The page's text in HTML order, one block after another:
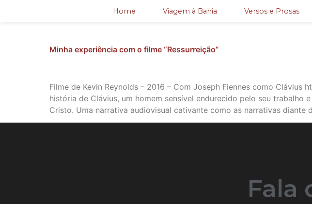
Home Viagem à Bahia Versos e Prosas
Minha experiência com o filme “Ressurreição”
Filme de Kevin Reynolds – 2016 – Com Joseph Fiennes como
história de Clávius, um homem sensível endurecido pelo seu
Cristo. Uma narrativa audiovisual cativante como as narrativas diante
Fala